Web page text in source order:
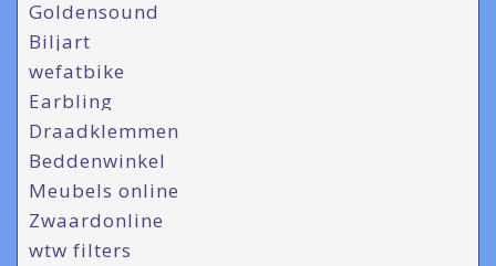
Goldensound
Biljart
wefatbike
Earbling
Draadklemmen
Beddenwinkel
Meubels online
Zwaardonline
wtw filters